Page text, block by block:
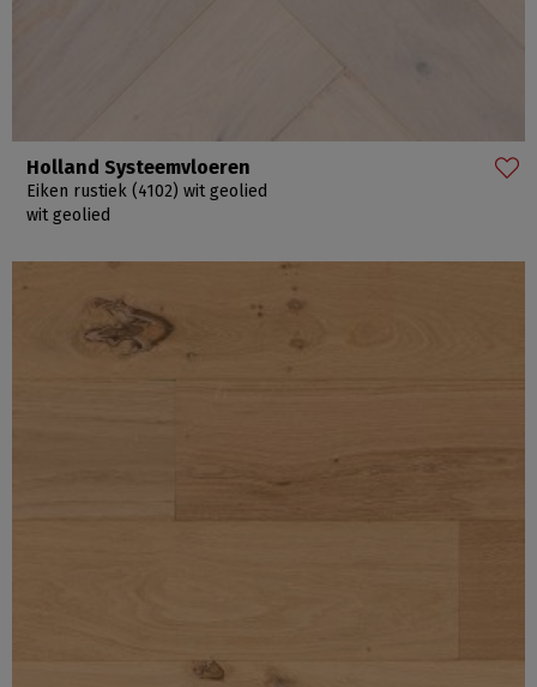
Holland Systeemvloeren
Eiken rustiek (4102) wit geolied
wit geolied